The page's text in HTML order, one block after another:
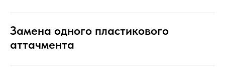
Замена одного пластикового
аттачмента